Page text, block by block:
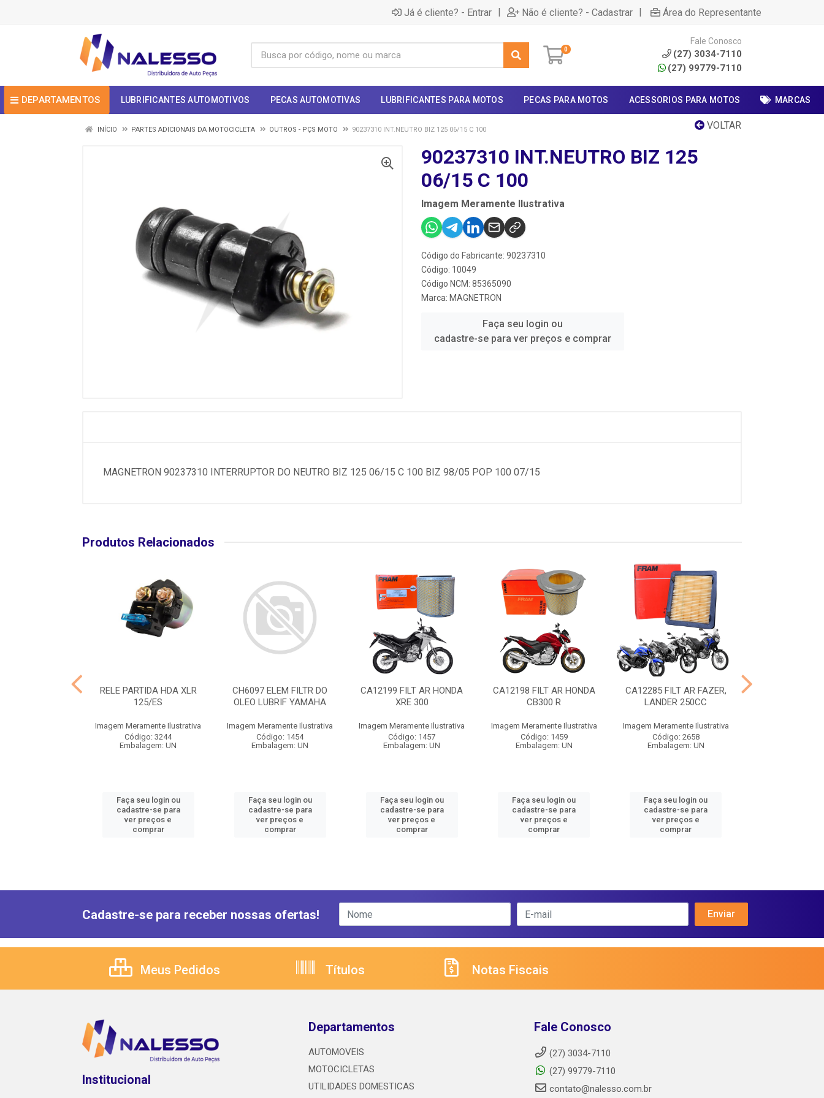
Já é cliente? - Entrar | Não é cliente? - Cadastrar | Área do Representante
0
Fale Conosco
(27) 3034-7110
(27) 99779-7110
DEPARTAMENTOS LUBRIFICANTES AUTOMOTIVOS PECAS AUTOMOTIVAS LUBRIFICANTES PARA MOTOS PECAS PARA MOTOS ACESSORIOS PARA MOTOS MARCAS
VOLTAR
INÍCIO PARTES ADICIONAIS DA MOTOCICLETA OUTROS - PÇS MOTO 90237310 INT.NEUTRO BIZ 125 06/15 C 100
90237310 INT.NEUTRO BIZ 125
06/15 C 100
Imagem Meramente Ilustrativa
Código do Fabricante: 90237310
Código: 10049
Código NCM: 85365090
Marca: MAGNETRON
Faça seu login ou
cadastre-se para ver preços e comprar
MAGNETRON 90237310 INTERRUPTOR DO NEUTRO BIZ 125 06/15 C 100 BIZ 98/05 POP 100 07/15
Produtos Relacionados
RELE PARTIDA HDA XLR
125/ES
Imagem Meramente Ilustrativa
Código: 3244
Embalagem: UN
Faça seu login ou
cadastre-se para
ver preços e
comprar
CH6097 ELEM FILTR DO
OLEO LUBRIF YAMAHA
Imagem Meramente Ilustrativa
Código: 1454
Embalagem: UN
Faça seu login ou
cadastre-se para
ver preços e
comprar
CA12199 FILT AR HONDA
XRE 300
Imagem Meramente Ilustrativa
Código: 1457
Embalagem: UN
Faça seu login ou
cadastre-se para
ver preços e
comprar
CA12198 FILT AR HONDA
CB300 R
Imagem Meramente Ilustrativa
Código: 1459
Embalagem: UN
Faça seu login ou
cadastre-se para
ver preços e
comprar
CA12285 FILT AR FAZER,
LANDER 250CC
Imagem Meramente Ilustrativa
Código: 2658
Embalagem: UN
Faça seu login ou
cadastre-se para
ver preços e
comprar
Cadastre-se para receber nossas ofertas!
Meus Pedidos Títulos Notas Fiscais
Institucional
Departamentos
AUTOMOVEIS
MOTOCICLETAS
UTILIDADES DOMESTICAS
Fale Conosco
(27) 3034-7110
(27) 99779-7110
contato@nalesso.com.br